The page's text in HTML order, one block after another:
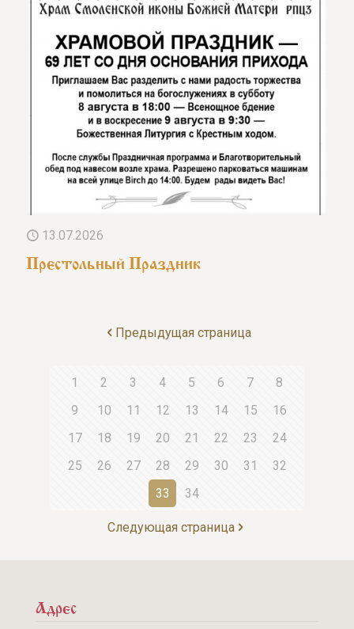
13.07.2026
Престольный Праздник
Предыдущая страница
1 2 3 4 5 6 7
8
9
10 11 12 13 14 15
16
17
18 19 20 21 22 23
24
25
26 27 28 29 30 31
32
33
34
Следующая страница
Адрес